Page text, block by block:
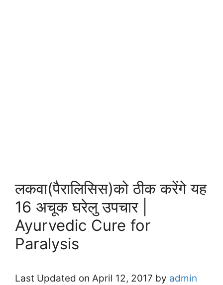
लकवा(पैरालिसिस)को ठीक करेंगे यह
16 अचूक घरेलु उपचार |
Ayurvedic Cure for
Paralysis
Last Updated on April 12, 2017 by admin